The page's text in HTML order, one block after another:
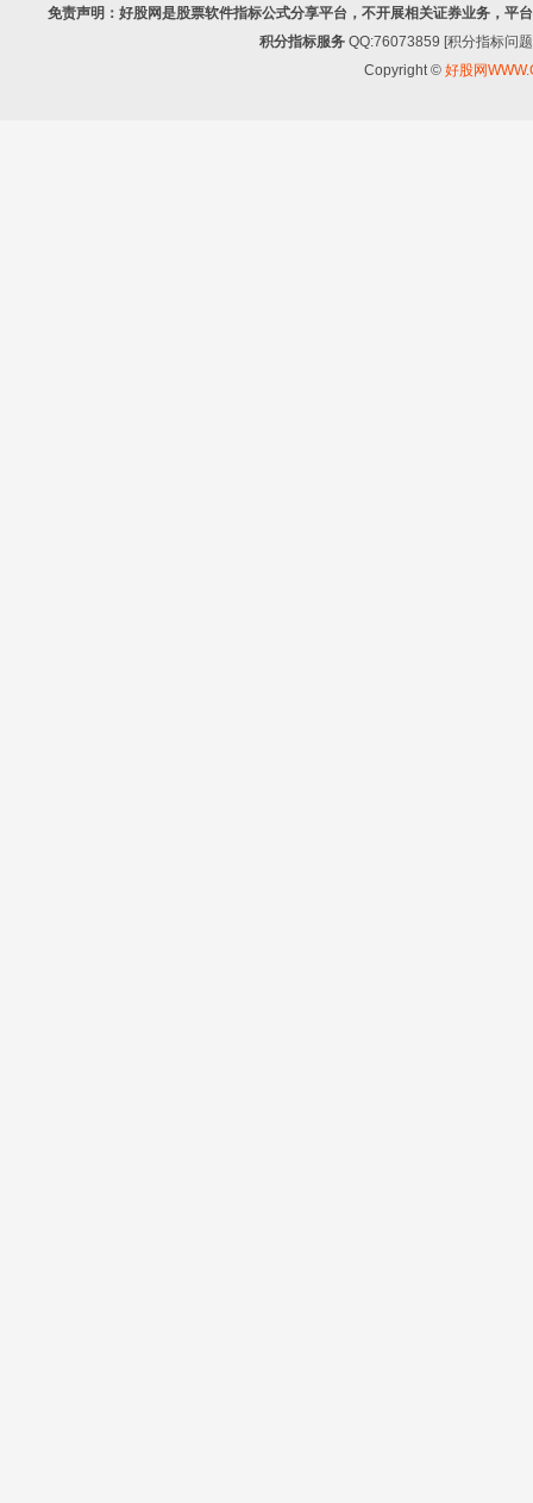
免责声明：好股网是股票软件指标公式分享平台，不开展相关证券业务，平
积分指标服务 QQ:76073859 [积分指标问
Copyright © 好股网